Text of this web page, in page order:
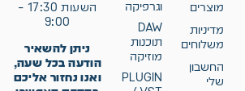
מוצרים
מדיניות
משלוחים
החשבון
שלי
וגרפיקה
DAW
תוכנות
מוזיקה
PLUGIN
השעות 17:30 –
9:00
ניתן להשאיר
הודעה בכל שעה,
ואנו נחזור אליכם